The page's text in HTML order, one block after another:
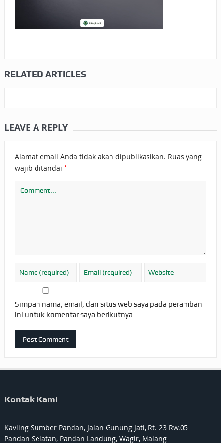
RELATED ARTICLES
LEAVE A REPLY
Alamat email Anda tidak akan dipublikasikan. Ruas yang
wajib ditandai *
Simpan nama, email, dan situs web saya pada peramban
ini untuk komentar saya berikutnya.
Kontak Kami
Kavling Sumber Pandan, Jalan Gunung Jati, Rt. 23 Rw.05
Pandan Selatan, Pandan Landung, Wagir, Malang